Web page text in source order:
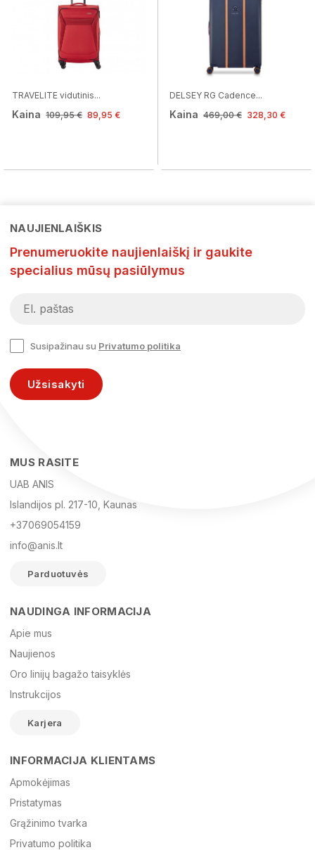
TRAVELITE vidutinis...
Kaina 109,95 € 89,95 €
DELSEY RG Cadence...
Kaina 469,00 € 328,30 €
El. paštas
Žinutė
NAUJIENLAIŠKIS
Prenumeruokite naujienlaiškį ir gaukite
specialius mūsų pasiūlymus
Susipažinau su Privatumo politika
Užsisakyti
MUS RASITE
UAB ANIS
Islandijos pl. 217-10, Kaunas
+37069054159
info@anis.lt
Parduotuvės
NAUDINGA INFORMACIJA
Apie mus
Naujienos
Oro linijų bagažo taisyklės
Instrukcijos
Karjera
INFORMACIJA KLIENTAMS
Apmokėjimas
Pristatymas
Grąžinimo tvarka
Privatumo politika